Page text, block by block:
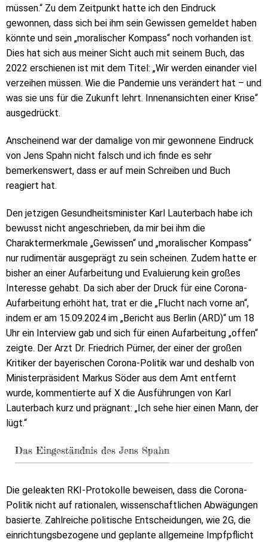
müssen.“ Zu dem Zeitpunkt hatte ich den Eindruck
gewonnen, dass sich bei ihm sein Gewissen gemeldet haben
könnte und sein „moralischer Kompass“ noch vorhanden ist.
Dies hat sich aus meiner Sicht auch mit seinem Buch, das
2022 erschienen ist mit dem Titel: „Wir werden einander viel
verzeihen müssen. Wie die Pandemie uns verändert hat – und
was sie uns für die Zukunft lehrt. Innenansichten einer Krise“
ausgedrückt.
Anscheinend war der damalige von mir gewonnene Eindruck
von Jens Spahn nicht falsch und ich finde es sehr
bemerkenswert, dass er auf mein Schreiben und Buch
reagiert hat.
Den jetzigen Gesundheitsminister Karl Lauterbach habe ich
bewusst nicht angeschrieben, da mir bei ihm die
Charaktermerkmale „Gewissen“ und „moralischer Kompass“
nur rudimentär ausgeprägt zu sein scheinen. Zudem hatte er
bisher an einer Aufarbeitung und Evaluierung kein großes
Interesse gehabt. Da sich aber der Druck für eine Corona-
Aufarbeitung erhöht hat, trat er die „Flucht nach vorne an“,
indem er am 15.09.2024 im „Bericht aus Berlin (ARD)“ um 18
Uhr ein Interview gab und sich für einen Aufarbeitung „offen“
zeigte. Der Arzt Dr. Friedrich Pürner, der einer der großen
Kritiker der bayerischen Corona-Politik war und deshalb von
Ministerpräsident Markus Söder aus dem Amt entfernt
wurde, kommentierte auf X die Ausführungen von Karl
Lauterbach kurz und prägnant: „Ich sehe hier einen Mann, der
lügt.“
Das Eingeständnis des Jens Spahn
Die geleakten RKI-Protokolle beweisen, dass die Corona-
Politik nicht auf rationalen, wissenschaftlichen Abwägungen
basierte. Zahlreiche politische Entscheidungen, wie 2G, die
einrichtungsbezogene und geplante allgemeine Impfpflicht